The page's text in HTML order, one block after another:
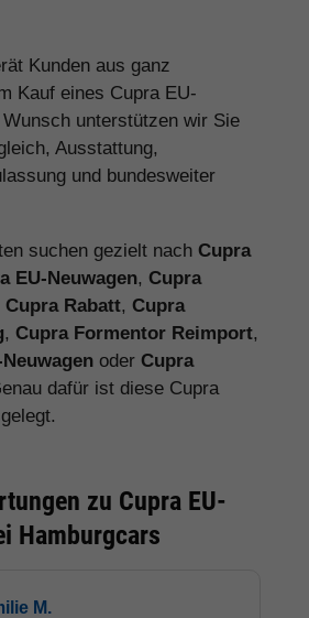
Kunden aus ganz
Kauf eines Cupra EU-
unterstützen wir Sie
Ausstattung,
und bundesweiter
suchen gezielt nach Cupra
EU-Neuwagen, Cupra
Cupra Rabatt, Cupra
, Cupra Formentor Reimport,
oder Cupra
dafür ist diese Cupra
zu Cupra EU-
Hamburgcars
M.